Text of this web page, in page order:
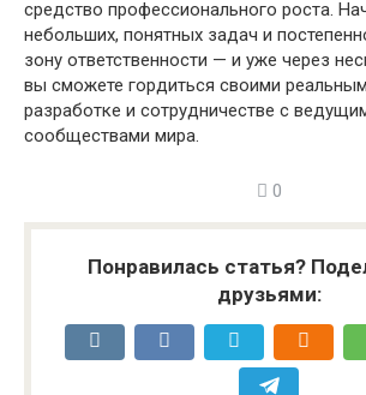
средство профессионального роста.
небольших, понятных задач и
зону ответственности — и уже через
вы сможете гордиться своими
разработке и сотрудничестве с
сообществами мира.
0
Понравилась статья?
друзьями: